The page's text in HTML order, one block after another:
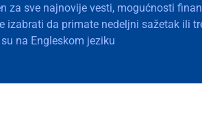
za sve najnovije vesti, mogućnosti
izabrati da primate nedeljni sažetak ili
na Engleskom jeziku